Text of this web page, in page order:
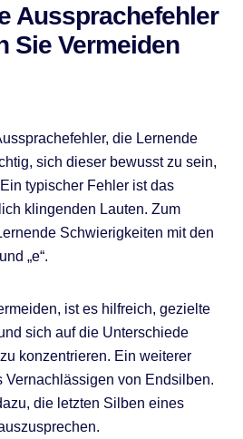
Aussprachefehler
Sie Vermeiden
die Lernende
sich dieser bewusst zu sein,
typischer Fehler ist das
klingenden Lauten. Zum
Schwierigkeiten mit den
„e“.
ist es hilfreich, gezielte
sich auf die Unterschiede
konzentrieren. Ein weiterer
Vernachlässigen von Endsilben.
die letzten Silben eines